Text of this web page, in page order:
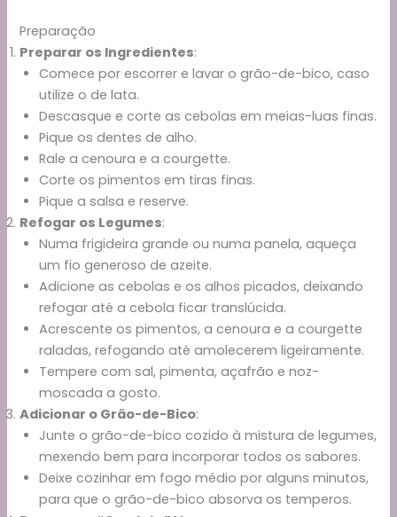
Preparação
Preparar os Ingredientes:
Comece por escorrer e lavar o grão-de-bico, caso
utilize o de lata.
Descasque e corte as cebolas em meias-luas finas.
Pique os dentes de alho.
Rale a cenoura e a courgette.
Corte os pimentos em tiras finas.
Pique a salsa e reserve.
Refogar os Legumes:
Numa frigideira grande ou numa panela, aqueça
um fio generoso de azeite.
Adicione as cebolas e os alhos picados, deixando
refogar até a cebola ficar translúcida.
Acrescente os pimentos, a cenoura e a courgette
raladas, refogando até amolecerem ligeiramente.
Tempere com sal, pimenta, açafrão e noz-
moscada a gosto.
Adicionar o Grão-de-Bico:
Junte o grão-de-bico cozido à mistura de legumes,
mexendo bem para incorporar todos os sabores.
Deixe cozinhar em fogo médio por alguns minutos,
para que o grão-de-bico absorva os temperos.